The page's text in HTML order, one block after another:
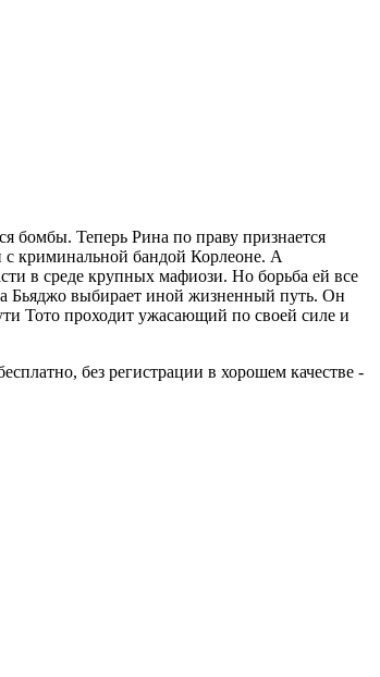
бомбы. Теперь Рина по праву признается
криминальной бандой Корлеоне. А
в среде крупных мафиози. Но борьба ей все
Бьяджо выбирает иной жизненный путь. Он
Тото проходит ужасающий по своей силе и
без регистрации в хорошем качестве -